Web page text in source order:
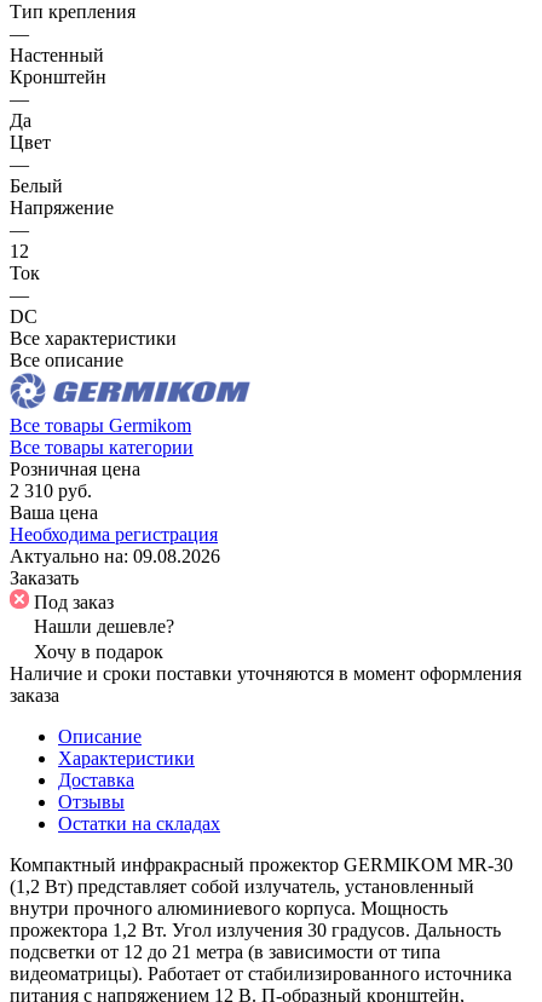
Тип крепления
—
Настенный
Кронштейн
—
Да
Цвет
—
Белый
Напряжение
—
12
Ток
—
DC
Все характеристики
Все описание
Все товары Germikom
Все товары категории
Розничная цена
2 310 руб.
Ваша цена
Необходима регистрация
Актуально на: 09.08.2026
Заказать
Под заказ
Нашли дешевле?
Хочу в подарок
Наличие и сроки поставки уточняются в момент оформления
заказа
Описание
Характеристики
Доставка
Отзывы
Остатки на складах
Компактный инфракрасный прожектор GERMIKOM MR-30
(1,2 Вт) представляет собой излучатель, установленный
внутри прочного алюминиевого корпуса. Мощность
прожектора 1,2 Вт. Угол излучения 30 градусов. Дальность
подсветки от 12 до 21 метра (в зависимости от типа
видеоматрицы). Работает от стабилизированного источника
питания с напряжением 12 В. П-образный кронштейн,